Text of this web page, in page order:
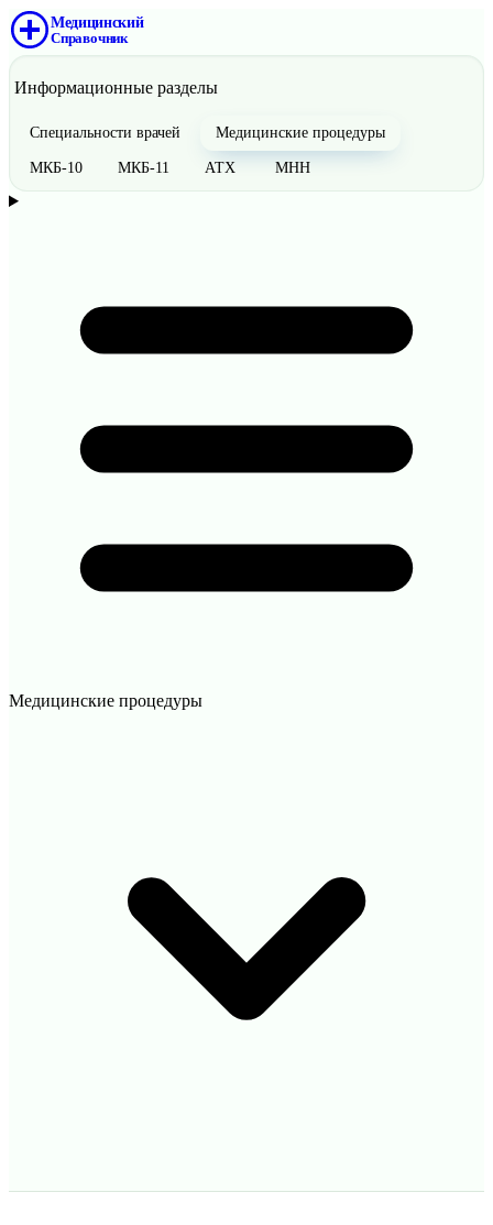
Медицинский
Справочник
Информационные разделы
Специальности врачей Медицинские процедуры
МКБ-10 МКБ-11 АТХ МНН
Медицинские процедуры